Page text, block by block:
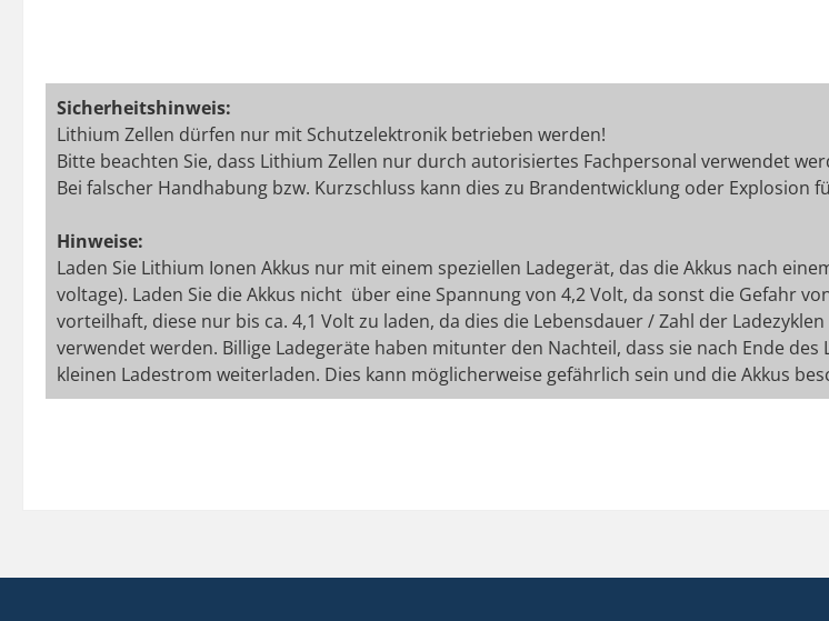
Sicherheitshinweis:
Lithium Zellen dürfen nur mit Schutzelektronik betrieben werden!
Bitte beachten Sie, dass Lithium Zellen nur durch autorisiertes Fachpersonal verwendet
Bei falscher Handhabung bzw. Kurzschluss kann dies zu Brandentwicklung oder Explosion
Hinweise:
Laden Sie Lithium Ionen Akkus nur mit einem speziellen Ladegerät, das die Akkus nach
voltage). Laden Sie die Akkus nicht über eine Spannung von 4,2 Volt, da sonst die Gefahr
vorteilhaft, diese nur bis ca. 4,1 Volt zu laden, da dies die Lebensdauer / Zahl der
verwendet werden. Billige Ladegeräte haben mitunter den Nachteil, dass sie nach Ende
kleinen Ladestrom weiterladen. Dies kann möglicherweise gefährlich sein und die Akkus